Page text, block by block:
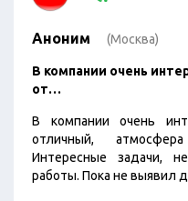
Аноним (Москва)
В компании очень
от…
В компании очень
отличный,
Интересные задачи,
работы. Пока не выявил